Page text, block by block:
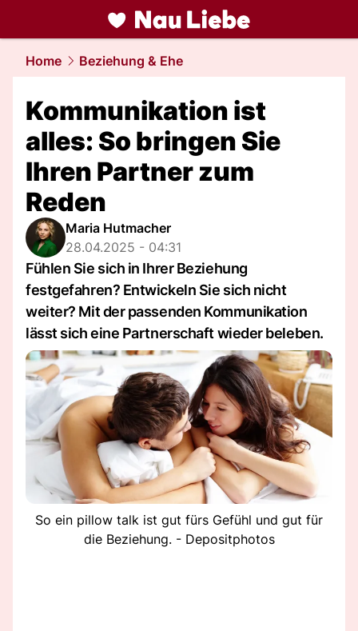
liebe.NAU.ch
Home Beziehung & Ehe
Kommunikation ist
alles: So bringen Sie
Ihren Partner zum
Reden
Maria Hutmacher
28.04.2025 - 04:31
Fühlen Sie sich in Ihrer Beziehung
festgefahren? Entwickeln Sie sich nicht
weiter? Mit der passenden Kommunikation
lässt sich eine Partnerschaft wieder beleben.
So ein pillow talk ist gut fürs Gefühl und gut für
die Beziehung. - Depositphotos